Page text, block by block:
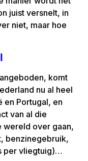
juist versnelt, in
niet, maar hoe
komt
nu al heel
en Portugal, en
van al die
wereld over gaan,
benzinegebruik,
per vliegtuig)…